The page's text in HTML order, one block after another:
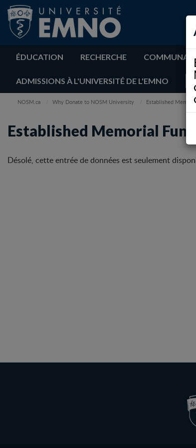
ÉDUCATION RECHERCHE
ADMISSIONS À L'UNIVERSITÉ DE L'EMNO
NOSM.ca Why Donate to NOSM University Established
Established Memorial Funds
Désolé, cette entrée de données est seulement